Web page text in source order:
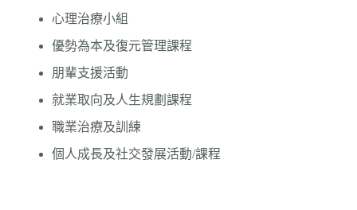
心理治療小組
優勢為本及復元管理課程
朋輩支援活動
就業取向及人生規劃課程
職業治療及訓練
個人成長及社交發展活動/課程